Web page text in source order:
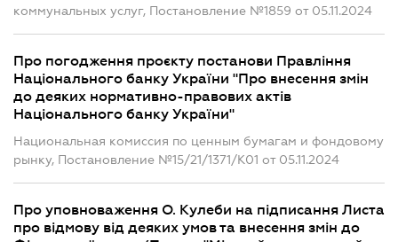
коммунальных услуг, Постановление №1859 от 05.11.2024
Про погодження проєкту постанови Правління
Національного банку України "Про внесення змін
до деяких нормативно-правових актів
Національного банку України"
Национальная комиссия по ценным бумагам и фондовому
рынку, Постановление №15/21/1371/К01 от 05.11.2024
Про уповноваження О. Кулеби на підписання Листа
про відмову від деяких умов та внесення змін до